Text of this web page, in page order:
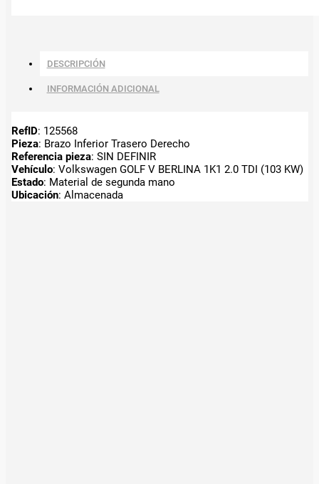
DESCRIPCIÓN
INFORMACIÓN ADICIONAL
RefID: 125568
Pieza: Brazo Inferior Trasero Derecho
Referencia pieza: SIN DEFINIR
Vehículo: Volkswagen GOLF V BERLINA 1K1 2.0 TDI (103 KW)
Estado: Material de segunda mano
Ubicación: Almacenada